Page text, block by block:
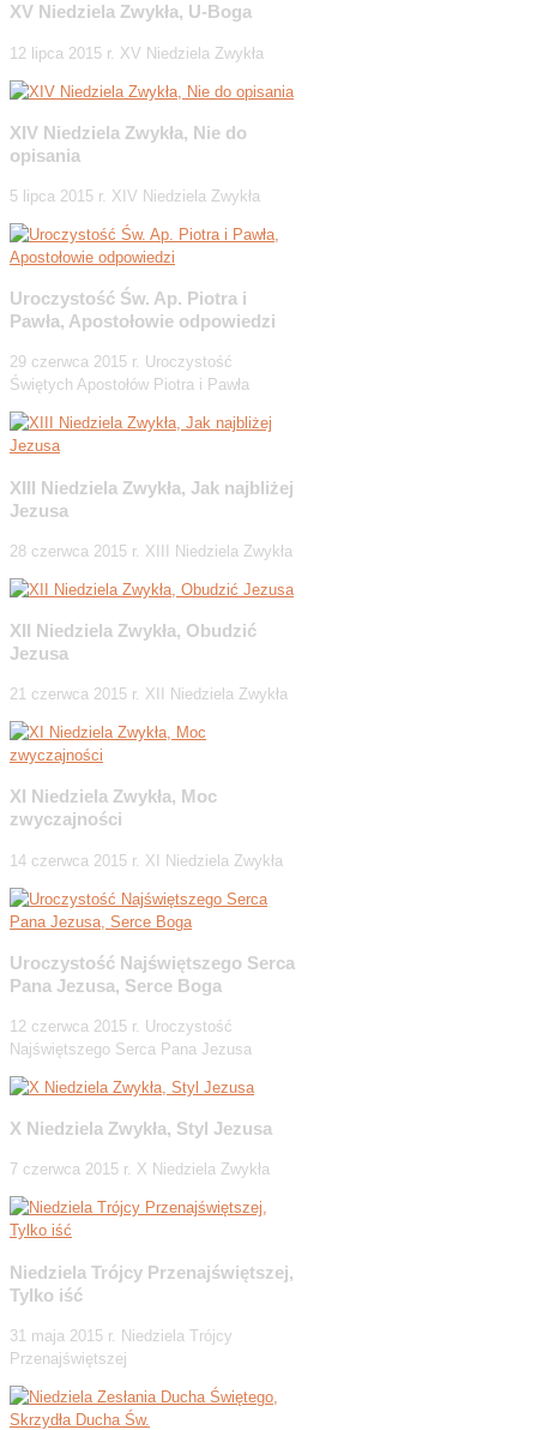
XV Niedziela Zwykła, U-Boga
12 lipca 2015 r. XV Niedziela Zwykła
XIV Niedziela Zwykła, Nie do
opisania
5 lipca 2015 r. XIV Niedziela Zwykła
Uroczystość Św. Ap. Piotra i
Pawła, Apostołowie odpowiedzi
29 czerwca 2015 r. Uroczystość
Świętych Apostołów Piotra i Pawła
XIII Niedziela Zwykła, Jak najbliżej
Jezusa
28 czerwca 2015 r. XIII Niedziela Zwykła
XII Niedziela Zwykła, Obudzić
Jezusa
21 czerwca 2015 r. XII Niedziela Zwykła
XI Niedziela Zwykła, Moc
zwyczajności
14 czerwca 2015 r. XI Niedziela Zwykła
Uroczystość Najświętszego Serca
Pana Jezusa, Serce Boga
12 czerwca 2015 r. Uroczystość
Najświętszego Serca Pana Jezusa
X Niedziela Zwykła, Styl Jezusa
7 czerwca 2015 r. X Niedziela Zwykła
Niedziela Trójcy Przenajświętszej,
Tylko iść
31 maja 2015 r. Niedziela Trójcy
Przenajświętszej